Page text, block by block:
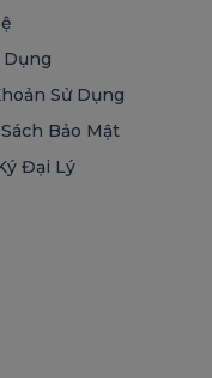
Sử Dụng
Bảo Mật
Đại Lý